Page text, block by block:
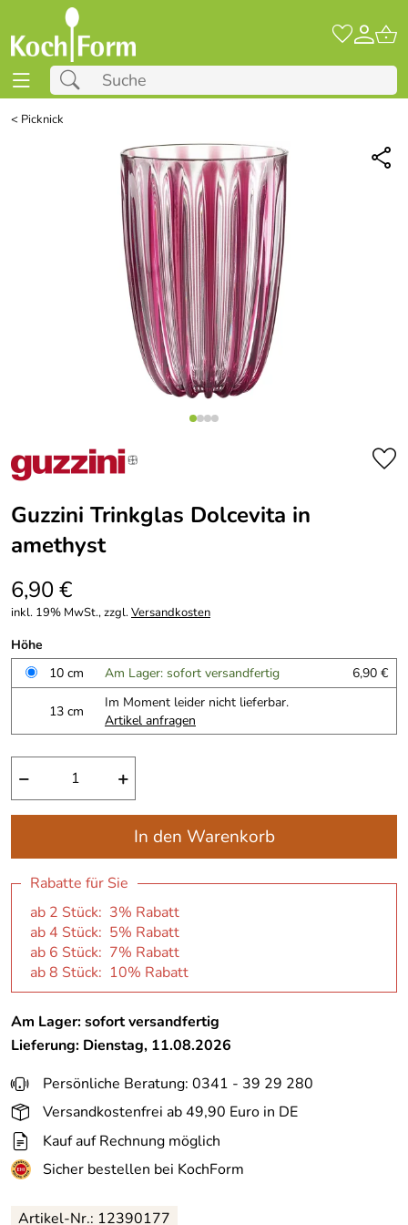
< Picknick
Guzzini Trinkglas Dolcevita in
amethyst
6,90 €
inkl. 19% MwSt., zzgl.Versandkosten
Höhe
10 cm
Am Lager: sofort versandfertig 6,90 €
13 cm
Im Moment leider nicht lieferbar.
Artikel anfragen
− +
In den Warenkorb
Rabatte für Sie
ab 2 Stück: 3% Rabatt
ab 4 Stück: 5% Rabatt
ab 6 Stück: 7% Rabatt
ab 8 Stück: 10% Rabatt
Am Lager: sofort versandfertig
Lieferung: Dienstag, 11.08.2026
Persönliche Beratung: 0341 - 39 29 280
Versandkostenfrei ab 49,90 Euro in DE
Kauf auf Rechnung möglich
Sicher bestellen bei KochForm
Artikel-Nr.: 12390177